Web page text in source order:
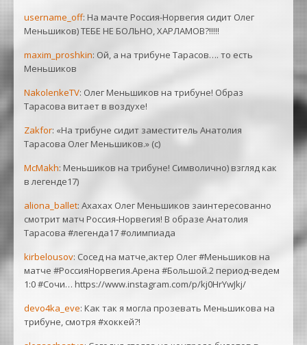
username_off: На мачте Россия-Норвегия сидит Олег
Меньшиков) ТЕБЕ НЕ БОЛЬНО, ХАРЛАМОВ?!!!!!
maxim_proshkin: Ой, а на трибуне Тарасов…. то есть
Меньшиков
NakolenkeTV: Олег Меньшиков на трибуне! Образ
Тарасова витает в воздухе!
Zakfor: «На трибуне сидит заместитель Анатолия
Тарасова Олег Меньшиков.» (с)
McMakh: Меньшиков на трибуне! Символично) взгляд как
в легенде17)
aliona_ballet: Ахахах Олег Меньшиков заинтересованно
смотрит матч Россия-Норвегия! В образе Анатолия
Тарасова #легенда17 #олимпиада
kirbelousov: Сосед на матче,актер Олег #Меньшиков на
матче #РоссияНорвегия.Арена #Большой.2 период-ведем
1:0 #Сочи… https://www.instagram.com/p/kj0HrYwJkj/
devo4ka_eve: Как так я могла прозевать Меньшикова на
трибуне, смотря #хоккей?!